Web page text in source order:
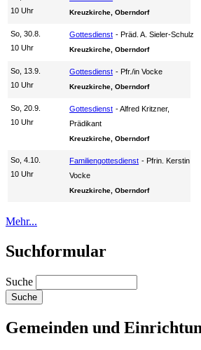
10 Uhr
Kreuzkirche, Oberndorf
So, 30.8.
10 Uhr
Gottesdienst Präd. A. Sieler-Schulz
Kreuzkirche, Oberndorf
So, 13.9.
10 Uhr
Gottesdienst Pfr./in Vocke
Kreuzkirche, Oberndorf
So, 20.9.
10 Uhr
Gottesdienst
Alfred Kritzner,
Prädikant
Kreuzkirche, Oberndorf
So, 4.10.
10 Uhr
Familiengottesdienst
Pfrin. Kerstin
Vocke
Kreuzkirche, Oberndorf
Mehr...
Suchformular
Suche
Gemeinden und